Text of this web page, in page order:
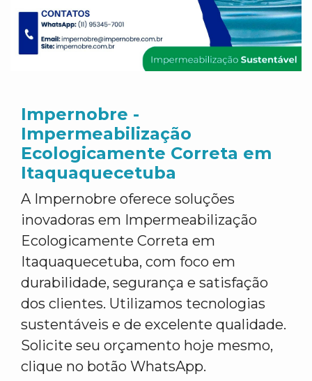
Impernobre -
Impermeabilização
Ecologicamente Correta em
Itaquaquecetuba
A Impernobre oferece soluções
inovadoras em Impermeabilização
Ecologicamente Correta em
Itaquaquecetuba, com foco em
durabilidade, segurança e satisfação
dos clientes. Utilizamos tecnologias
sustentáveis e de excelente qualidade.
Solicite seu orçamento hoje mesmo,
clique no botão WhatsApp.